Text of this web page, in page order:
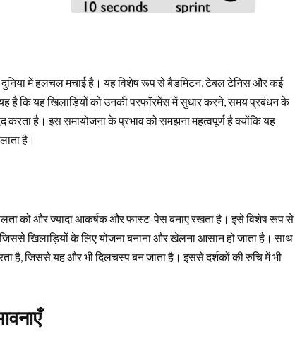
में हलचल मचाई है। यह विशेष रूप से बैडमिंटन, टेबल टेनिस और कई
है कि यह खिलाड़ियों को उनकी परफॉरमेंस में सुधार करने, समय प्रबंधन के
है। इस समायोजना के प्रभाव को समझना महत्वपूर्ण है क्योंकि यह
है।
को और ज्यादा आकर्षक और फास्ट-पेस बनाए रखता है। इसे विशेष रूप से
खिलाड़ियों के लिए योजना बनाना और खेलना आसान हो जाता है। साथ
है, जिससे यह और भी दिलचस्प बन जाता है। इससे दर्शकों की रुचि में भी